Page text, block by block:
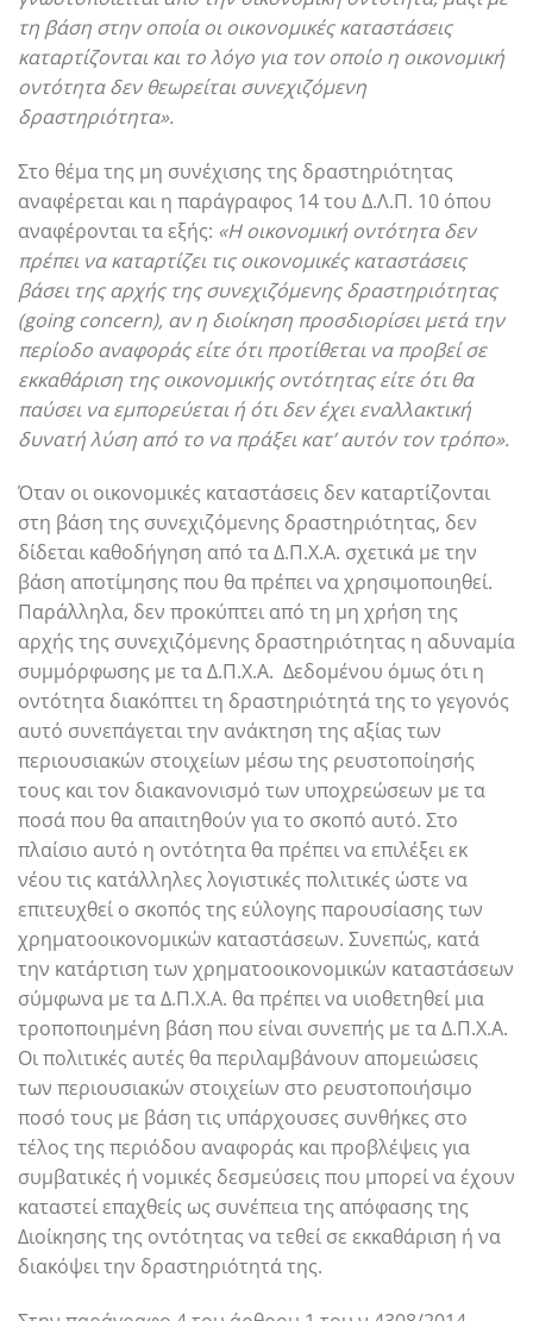
τη βάση στην οποία οι οικονομικές καταστάσεις
καταρτίζονται και το λόγο για τον οποίο η οικονομική
οντότητα δεν θεωρείται συνεχιζόμενη
δραστηριότητα».
Στο θέμα της μη συνέχισης της δραστηριότητας
αναφέρεται και η παράγραφος 14 του Δ.Λ.Π. 10 όπου
αναφέρονται τα εξής: «Η οικονομική οντότητα δεν
πρέπει να καταρτίζει τις οικονομικές καταστάσεις
βάσει της αρχής της συνεχιζόμενης δραστηριότητας
(going concern), αν η διοίκηση προσδιορίσει μετά την
περίοδο αναφοράς είτε ότι προτίθεται να προβεί σε
εκκαθάριση της οικονομικής οντότητας είτε ότι θα
παύσει να εμπορεύεται ή ότι δεν έχει εναλλακτική
δυνατή λύση από το να πράξει κατ’ αυτόν τον τρόπο».
Όταν οι οικονομικές καταστάσεις δεν καταρτίζονται
στη βάση της συνεχιζόμενης δραστηριότητας, δεν
δίδεται καθοδήγηση από τα Δ.Π.Χ.Α. σχετικά με την
βάση αποτίμησης που θα πρέπει να χρησιμοποιηθεί.
Παράλληλα, δεν προκύπτει από τη μη χρήση της
αρχής της συνεχιζόμενης δραστηριότητας η αδυναμία
συμμόρφωσης με τα Δ.Π.Χ.Α. Δεδομένου όμως ότι η
οντότητα διακόπτει τη δραστηριότητά της το γεγονός
αυτό συνεπάγεται την ανάκτηση της αξίας των
περιουσιακών στοιχείων μέσω της ρευστοποίησής
τους και τον διακανονισμό των υποχρεώσεων με τα
ποσά που θα απαιτηθούν για το σκοπό αυτό. Στο
πλαίσιο αυτό η οντότητα θα πρέπει να επιλέξει εκ
νέου τις κατάλληλες λογιστικές πολιτικές ώστε να
επιτευχθεί ο σκοπός της εύλογης παρουσίασης των
χρηματοοικονομικών καταστάσεων. Συνεπώς, κατά
την κατάρτιση των χρηματοοικονομικών καταστάσεων
σύμφωνα με τα Δ.Π.Χ.Α. θα πρέπει να υιοθετηθεί μια
τροποποιημένη βάση που είναι συνεπής με τα Δ.Π.Χ.Α.
Οι πολιτικές αυτές θα περιλαμβάνουν απομειώσεις
των περιουσιακών στοιχείων στο ρευστοποιήσιμο
ποσό τους με βάση τις υπάρχουσες συνθήκες στο
τέλος της περιόδου αναφοράς και προβλέψεις για
συμβατικές ή νομικές δεσμεύσεις που μπορεί να έχουν
καταστεί επαχθείς ως συνέπεια της απόφασης της
Διοίκησης της οντότητας να τεθεί σε εκκαθάριση ή να
διακόψει την δραστηριότητά της.